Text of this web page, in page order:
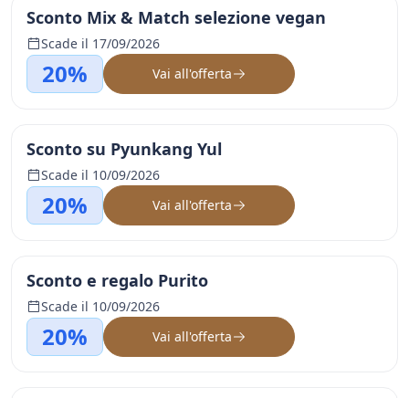
Sconto Mix & Match selezione vegan
Scade il 17/09/2026
20% Vai all'offerta
Sconto su Pyunkang Yul
Scade il 10/09/2026
20% Vai all'offerta
Sconto e regalo Purito
Scade il 10/09/2026
20% Vai all'offerta